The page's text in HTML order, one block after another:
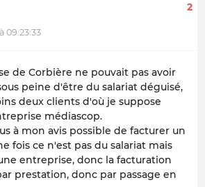
09:23:33
2
de Corbière ne pouvait pas avoir
peine d'être du salariat déguisé,
deux clients d'où je suppose
médiascop.
à mon avis possible de facturer un
fois ce n'est pas du salariat mais
entreprise, donc la facturation
prestation, donc par passage en